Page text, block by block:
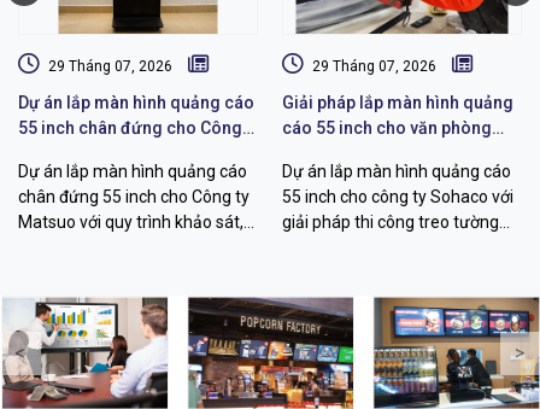
29 Tháng 07, 2026
Dự án lắp màn hình quảng cáo
55 inch chân đứng cho Công
Dự án lắp màn hình quảng cáo
chân đứng 55 inch cho Công ty
Matsuo với quy trình khảo sát,
nghiệp.
29 Tháng 07, 2026
Giải pháp lắp màn hình quảng
cáo 55 inch cho văn phòng
Dự án lắp màn hình quảng cáo
55 inch cho công ty Sohaco với
giải pháp thi công treo tường
nội dung từ xa.
< >